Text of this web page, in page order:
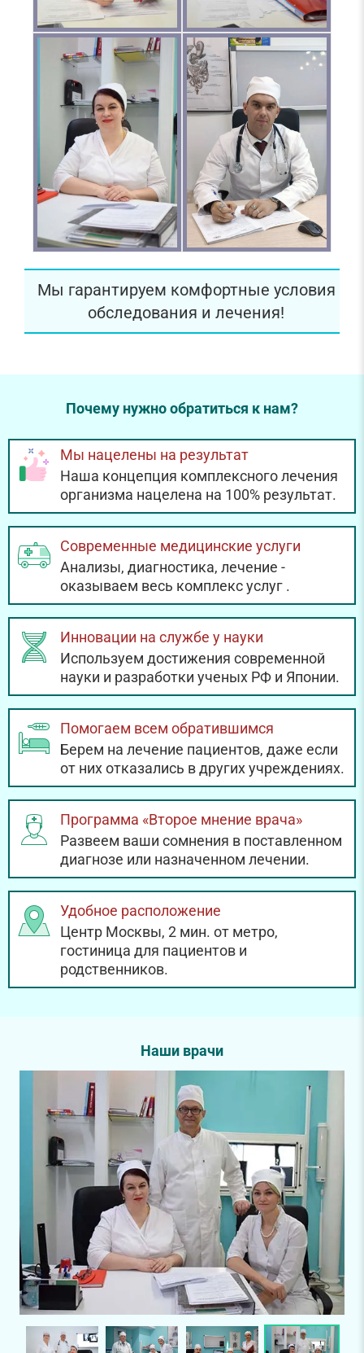
Мы гарантируем комфортные условия
обследования и лечения!
Почему нужно обратиться к нам?
Мы нацелены на результат
Наша концепция комплексного лечения
организма нацелена на 100% результат.
Современные медицинские услуги
Анализы, диагностика, лечение -
оказываем весь комплекс услуг .
Инновации на службе у науки
Используем достижения современной
науки и разработки ученых РФ и Японии.
Помогаем всем обратившимся
Берем на лечение пациентов, даже если
от них отказались в других учреждениях.
Программа «Второе мнение врача»
Развеем ваши сомнения в поставленном
диагнозе или назначенном лечении.
Удобное расположение
Центр Москвы, 2 мин. от метро,
гостиница для пациентов и
родственников.
Наши врачи